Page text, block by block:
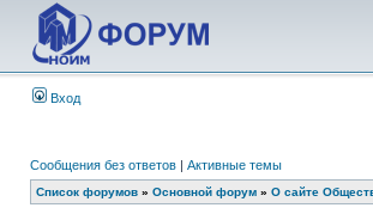
Вход
Сообщения без ответов | Активные темы
Список форумов » Основной форум » О сайте